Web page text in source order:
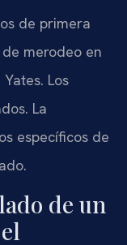
de primera
merodeo en
Los
La
específicos de
de un